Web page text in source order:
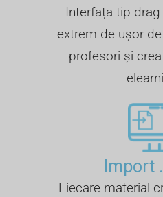
Interfața tip
extrem de ușor
profesori și
Import
Fiecare material